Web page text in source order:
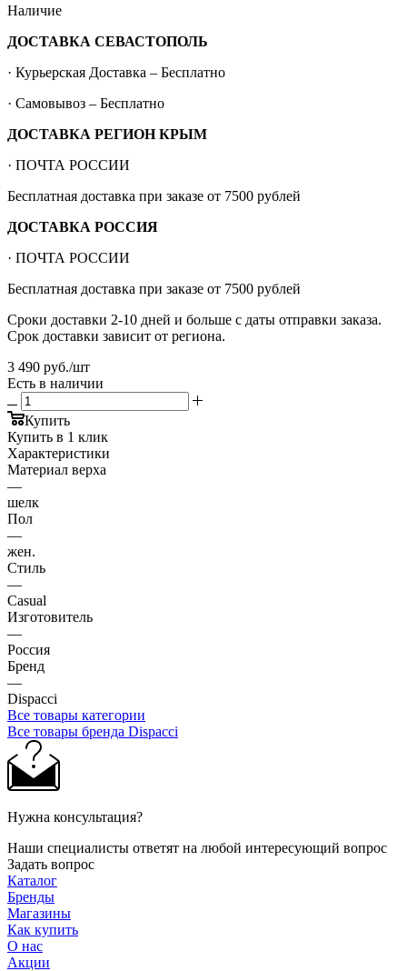
Наличие
ДОСТАВКА СЕВАСТОПОЛЬ
· Курьерская Доставка – Бесплатно
· Самовывоз – Бесплатно
ДОСТАВКА РЕГИОН КРЫМ
· ПОЧТА РОССИИ
Бесплатная доставка при заказе от 7500 рублей
ДОСТАВКА РОССИЯ
· ПОЧТА РОССИИ
Бесплатная доставка при заказе от 7500 рублей
Сроки доставки 2-10 дней и больше с даты отправки заказа.
Срок доставки зависит от региона.
3 490 руб./шт
Есть в наличии
Купить
Купить в 1 клик
Характеристики
Материал верха
—
шелк
Пол
—
жен.
Стиль
—
Casual
Изготовитель
—
Россия
Бренд
—
Dispacci
Все товары категории
Все товары бренда Dispacci
Нужна консультация?
Наши специалисты ответят на любой интересующий вопрос
Задать вопрос
Каталог
Бренды
Магазины
Как купить
О нас
Акции